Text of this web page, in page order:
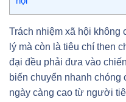
Trách nhiệm xã hội không
lý mà còn là tiêu chí then
đại đều phải đưa vào
biến chuyển nhanh chóng
ngày càng cao từ người